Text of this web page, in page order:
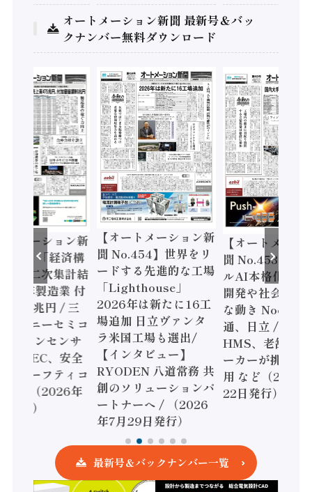
オートメーション新聞 最新号＆バッ
クナンバー無料ダウンロード
トメーション新
】「経済構
調査二次集計結
年製造業 付
額86兆円 / 三
とソニーセミコ
ジョンセンサ
/ IDEC、安全
すセーフティコ
ーラ（2026年
発行）
【オートメーション新
聞 No.454】世界をリ
ードする先進的な工場
「Lighthouse」
2026年は新たに16工
場追加 日立ヴァンタ
ラ米国工場も選出/
【インタビュー】
RYODEN 八道常務 共
創のソリューションパ
ートナーへ / （2026
年7月29日発行）
【オートメーシ
聞 No.453】フ
ルAI本格化へ
開発や社会実装
な動き Noetra
通、日立 / 兵神
HMS、老舗ポ
ーカーが挑むデ
用 など（2026
22日発行）
最新号＆バックナンバー一覧